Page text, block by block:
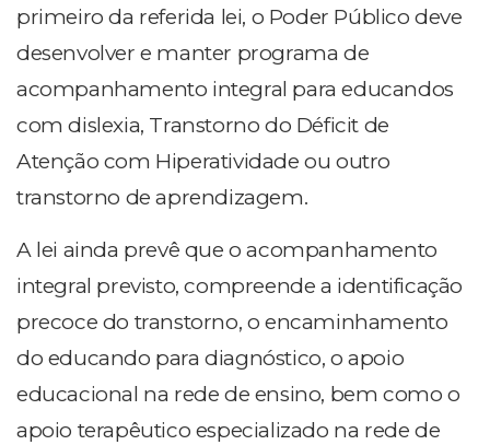
primeiro da referida lei, o Poder Público deve
desenvolver e manter programa de
acompanhamento integral para educandos
com dislexia, Transtorno do Déficit de
Atenção com Hiperatividade ou outro
transtorno de aprendizagem.
A lei ainda prevê que o acompanhamento
integral previsto, compreende a identificação
precoce do transtorno, o encaminhamento
do educando para diagnóstico, o apoio
educacional na rede de ensino, bem como o
apoio terapêutico especializado na rede de